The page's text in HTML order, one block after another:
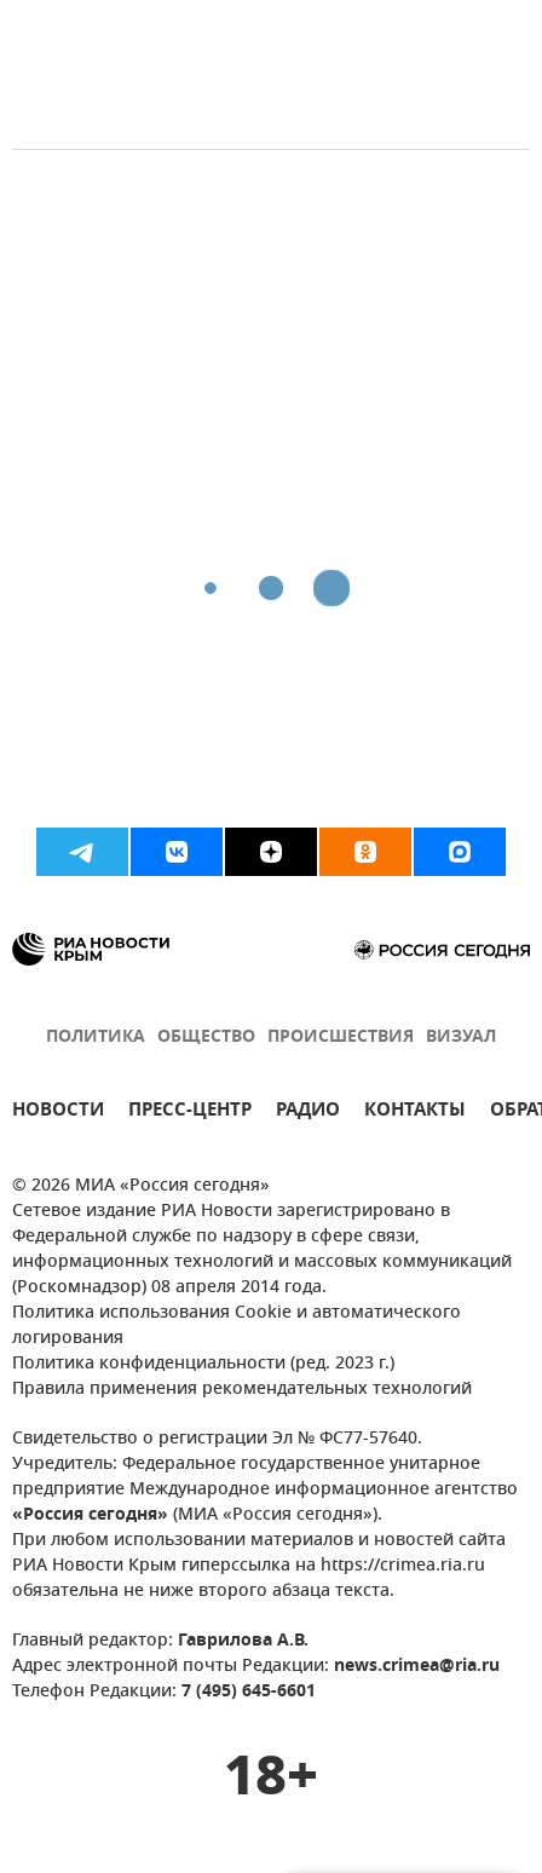
ПОЛИТИКА ОБЩЕСТВО ПРОИСШЕСТВИЯ ВИЗУАЛ
НОВОСТИ ПРЕСС-ЦЕНТР РАДИО КОНТАКТЫ
© 2026 МИА «Россия сегодня»
Сетевое издание РИА Новости зарегистрировано в
Федеральной службе по надзору в сфере связи,
информационных технологий и массовых коммуникаций
(Роскомнадзор) 08 апреля 2014 года.
Политика использования Cookie и автоматического
логирования
Политика конфиденциальности (ред. 2023 г.)
Правила применения рекомендательных технологий
Свидетельство о регистрации Эл № ФС77-57640.
Учредитель: Федеральное государственное унитарное
предприятие Международное информационное агентство
«Россия сегодня» (МИА «Россия сегодня»).
При любом использовании материалов и новостей сайта
РИА Новости Крым гиперссылка на https://crimea.ria.ru
обязательна не ниже второго абзаца текста.
Главный редактор: Гаврилова А.В.
Адрес электронной почты Редакции: news.crimea@ria.ru
Телефон Редакции: 7 (495) 645-6601
18+